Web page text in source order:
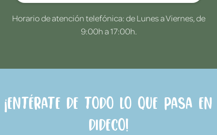
Horario de atención telefónica: de Lunes a Viernes, de
9:00h a 17:00h.
¡Entérate de todo lo que pasa en
Dideco!